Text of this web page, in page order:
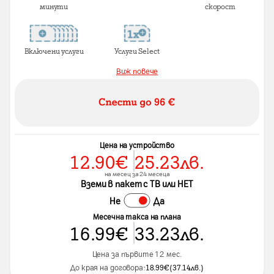
минути скорост
Включени услуги Услуги Select
Виж повече
Цена на устройство
12.90€ 25.23лв.
на месец за 24 месеца
Вземи в пакет с ТВ или НЕТ
Не Да
Месечна такса на плана
16.99€ 33.23лв.
Цена за първите 12 мес.
До края на договора:18.99€(37.14лв. )